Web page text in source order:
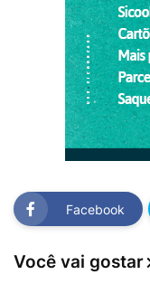
Facebook
Você vai gostar